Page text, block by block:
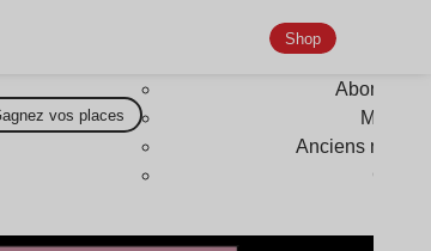
Gagnez vos places
Shop
Anciens